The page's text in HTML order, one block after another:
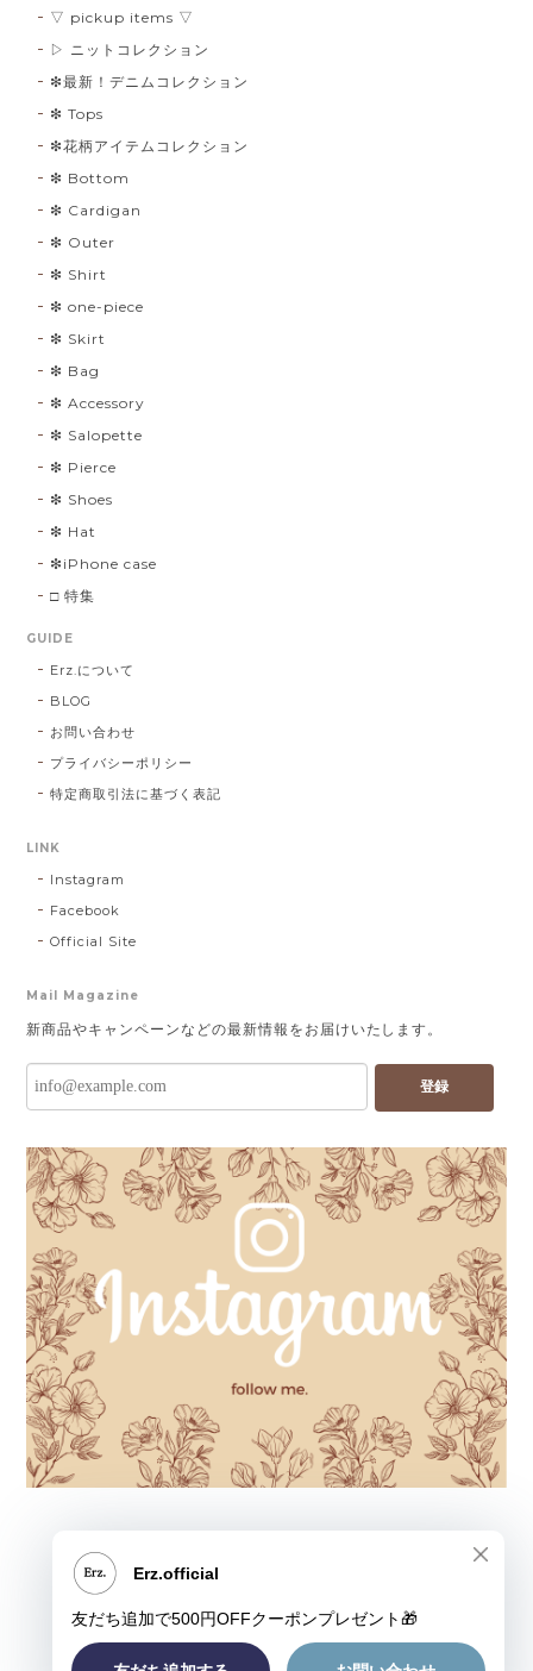
▽ pickup items ▽
▷ ニットコレクション
❇︎最新！デニムコレクション
❇︎ Tops
❇︎花柄アイテムコレクション
❇︎ Bottom
❇︎ Cardigan
❇︎ Outer
❇︎ Shirt
❇︎ one-piece
❇︎ Skirt
❇︎ Bag
❇︎ Accessory
❇︎ Salopette
❇︎ Pierce
❇︎ Shoes
❇︎ Hat
❇︎iPhone case
□ 特集
GUIDE
Erz.について
BLOG
お問い合わせ
プライバシーポリシー
特定商取引法に基づく表記
LINK
Instagram
Facebook
Official Site
Mail Magazine
新商品やキャンペーンなどの最新情報をお届けいたします。
登録